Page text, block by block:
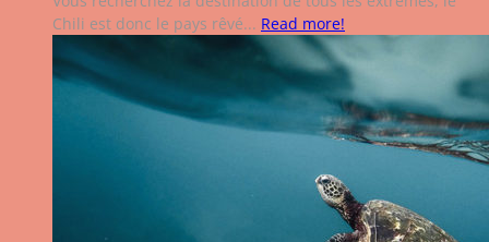
Chili est donc le pays rêvé... Read more!